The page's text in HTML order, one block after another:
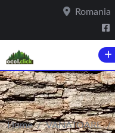
Romania
Home / VANATOARE /